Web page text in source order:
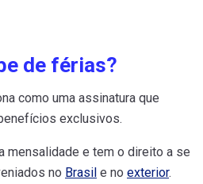
de férias?
como uma assinatura que
exclusivos.
mensalidade e tem o direito a se
no Brasil e no exterior.